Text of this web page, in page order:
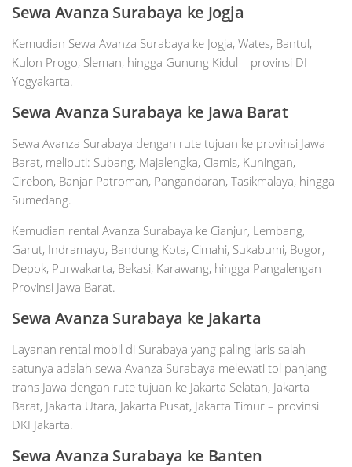
Sewa Avanza Surabaya ke Jogja
Kemudian Sewa Avanza Surabaya ke Jogja, Wates, Bantul,
Kulon Progo, Sleman, hingga Gunung Kidul – provinsi DI
Yogyakarta.
Sewa Avanza Surabaya ke Jawa Barat
Sewa Avanza Surabaya dengan rute tujuan ke provinsi Jawa
Barat, meliputi: Subang, Majalengka, Ciamis, Kuningan,
Cirebon, Banjar Patroman, Pangandaran, Tasikmalaya, hingga
Sumedang.
Kemudian rental Avanza Surabaya ke Cianjur, Lembang,
Garut, Indramayu, Bandung Kota, Cimahi, Sukabumi, Bogor,
Depok, Purwakarta, Bekasi, Karawang, hingga Pangalengan –
Provinsi Jawa Barat.
Sewa Avanza Surabaya ke Jakarta
Layanan rental mobil di Surabaya yang paling laris salah
satunya adalah sewa Avanza Surabaya melewati tol panjang
trans Jawa dengan rute tujuan ke Jakarta Selatan, Jakarta
Barat, Jakarta Utara, Jakarta Pusat, Jakarta Timur – provinsi
DKI Jakarta.
Sewa Avanza Surabaya ke Banten